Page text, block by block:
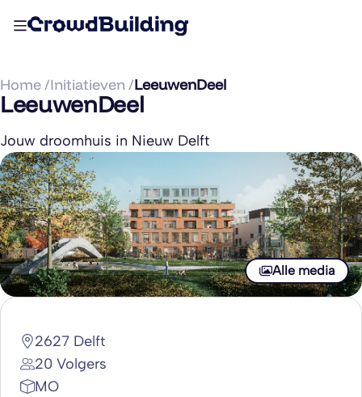
Home /Initiatieven /LeeuwenDeel
LeeuwenDeel
Jouw droomhuis in Nieuw Delft
Alle media
2627 Delft
20 Volgers
MO